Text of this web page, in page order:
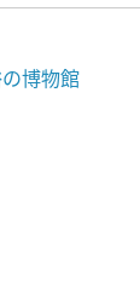
博物館